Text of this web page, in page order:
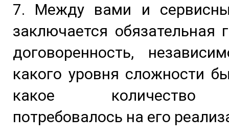
7. Между вами и
заключается обязательная
договоренность,
какого уровня сложности
какое количество
потребовалось на его